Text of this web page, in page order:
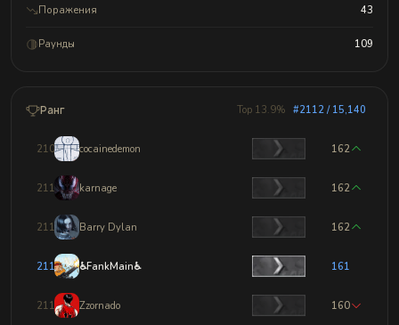
Поражения 43
Раунды 109
Ранг Top 13.9% #2112 / 15,140
2109 cocainedemon 162
2110 karnage 162
2111 Barry Dylan 162
2112 ♿FankMain♿ 161
2113 Zzornado 160